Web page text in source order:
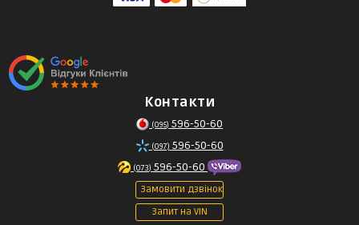
Контакти
(095) 596-50-60
(097) 596-50-60
(073) 596-50-60
Замовити дзвінок
Запит на VIN